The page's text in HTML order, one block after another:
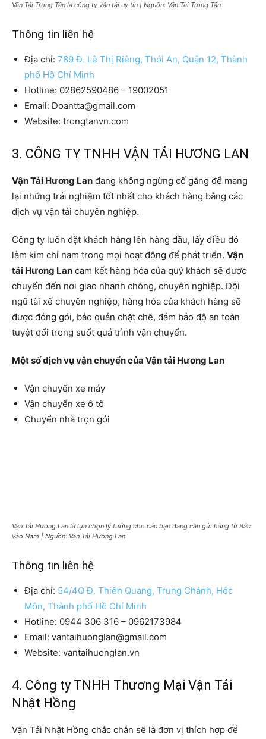
Vận Tải Trọng Tấn là công ty vận tải uy tín | Nguồn: Vận Tải Trọng Tấn
Thông tin liên hệ
Địa chỉ: 789 Đ. Lê Thị Riêng, Thới An, Quận 12, Thành
phố Hồ Chí Minh
Hotline: 02862590486 – 19002051
Email: Doantta@gmail.com
Website: trongtanvn.com
3. CÔNG TY TNHH VẬN TẢI HƯƠNG LAN
Vận Tải Hương Lan đang không ngừng cố gắng để mang
lại những trải nghiệm tốt nhất cho khách hàng bằng các
dịch vụ vận tải chuyên nghiệp.
Công ty luôn đặt khách hàng lên hàng đầu, lấy điều đó
làm kim chỉ nam trong mọi hoạt động để phát triển. Vận
tải Hương Lan cam kết hàng hóa của quý khách sẽ được
chuyển đến nơi giao nhanh chóng, chuyên nghiệp. Đội
ngũ tài xế chuyên nghiệp, hàng hóa của khách hàng sẽ
được đóng gói, bảo quản chặt chẽ, đảm bảo độ an toàn
tuyệt đối trong suốt quá trình vận chuyển.
Một số dịch vụ vận chuyển của Vận tải Hương Lan
Vận chuyển xe máy
Vận chuyển xe ô tô
Chuyển nhà trọn gói
Vận Tải Hương Lan là lựa chọn lý tưởng cho các bạn đang cần gửi hàng từ Bắc
vào Nam | Nguồn: Vận Tải Hương Lan
Thông tin liên hệ
Địa chỉ: 54/4Q Đ. Thiên Quang, Trung Chánh, Hóc
Môn, Thành phố Hồ Chí Minh
Hotline: 0944 306 316 – 0962173984
Email: vantaihuonglan@gmail.com
Website: vantaihuonglan.vn
4. Công ty TNHH Thương Mại Vận Tải
Nhật Hồng
Vận Tải Nhật Hồng chắc chắn sẽ là đơn vị thích hợp để